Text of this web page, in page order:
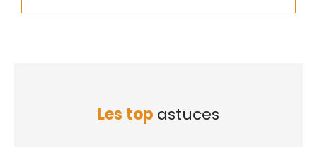
Les top astuces